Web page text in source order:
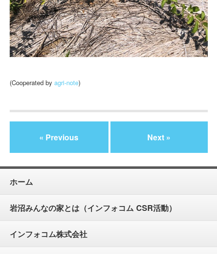
(Cooperated by agri-note)
« Previous Next »
ホーム
岩沼みんなの家とは（インフォコム CSR活動）
インフォコム株式会社